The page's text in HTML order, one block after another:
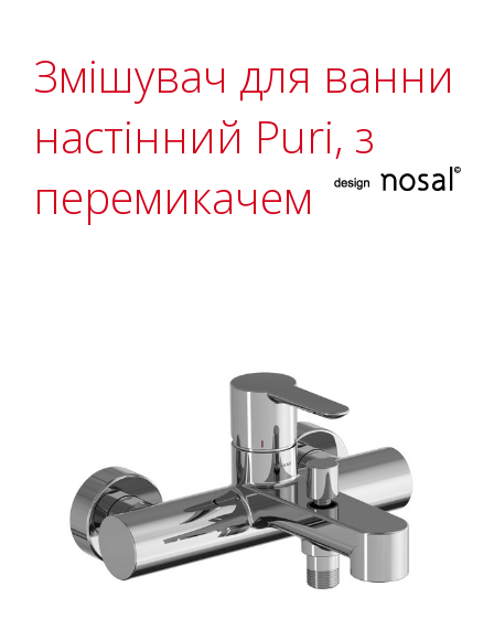
Змішувач для ванни
настінний Puri, з
перемикачем